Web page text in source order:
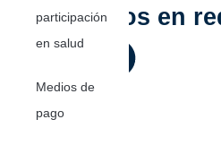
participación
en salud
Medios de
pago
Siguenos en